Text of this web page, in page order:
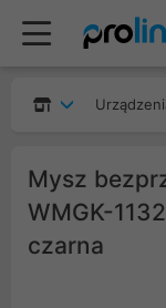
Mysz
WMGK-
czarna